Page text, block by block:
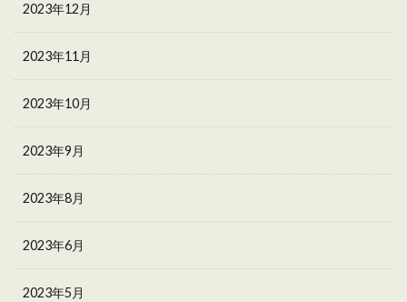
2023年12月
2023年11月
2023年10月
2023年9月
2023年8月
2023年6月
2023年5月